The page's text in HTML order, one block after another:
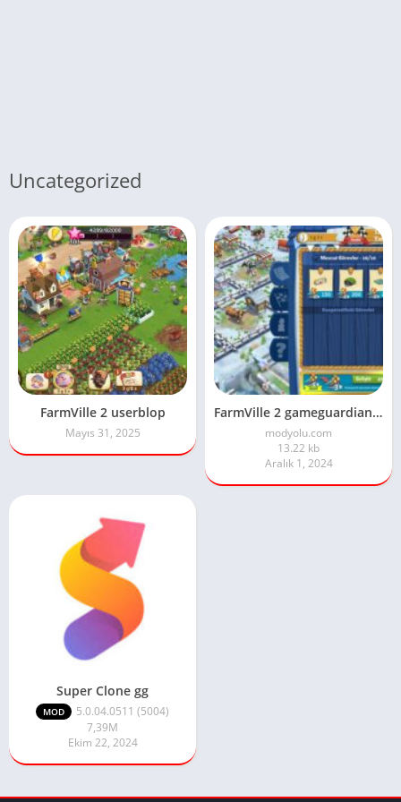
Uncategorized
FarmVille 2 userblop
Mayıs 31, 2025
FarmVille 2 gameguardian lua
modyolu.com
13.22 kb
Aralık 1, 2024
Super Clone gg
MOD
5.0.04.0511 (5004)
7,39M
Ekim 22, 2024